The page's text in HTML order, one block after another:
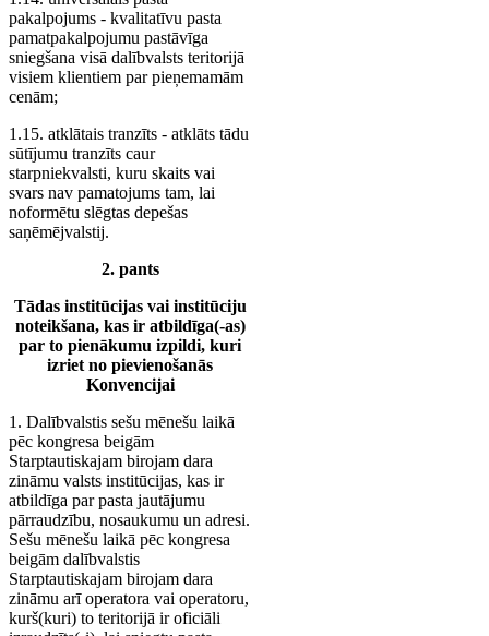
pakalpojums - kvalitatīvu pasta
pamatpakalpojumu pastāvīga
sniegšana visā dalībvalsts teritorijā
visiem klientiem par pieņemamām
cenām;
1.15. atklātais tranzīts - atklāts tādu
sūtījumu tranzīts caur
starpniekvalsti, kuru skaits vai
svars nav pamatojums tam, lai
noformētu slēgtas depešas
saņēmējvalstij.
2. pants
Tādas institūcijas vai institūciju
noteikšana, kas ir atbildīga(-as)
par to pienākumu izpildi, kuri
izriet no pievienošanās
Konvencijai
1. Dalībvalstis sešu mēnešu laikā
pēc kongresa beigām
Starptautiskajam birojam dara
zināmu valsts institūcijas, kas ir
atbildīga par pasta jautājumu
pārraudzību, nosaukumu un adresi.
Sešu mēnešu laikā pēc kongresa
beigām dalībvalstis
Starptautiskajam birojam dara
zināmu arī operatora vai operatoru,
kurš(kuri) to teritorijā ir oficiāli